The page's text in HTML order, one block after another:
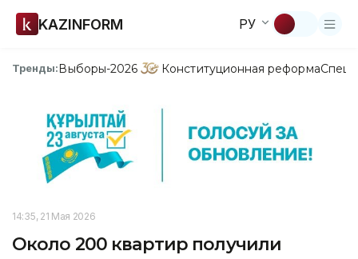
KAZINFORM РУ
Тренды:Выборы-2026 Конституционная реформа
14:35, 21 Мая 2026
Около 200 квартир получили